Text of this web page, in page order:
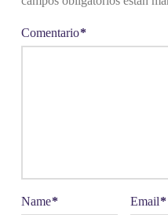
(Alicante):
21 enero-4
febrero. PP.
Comentario*
Name* Email*